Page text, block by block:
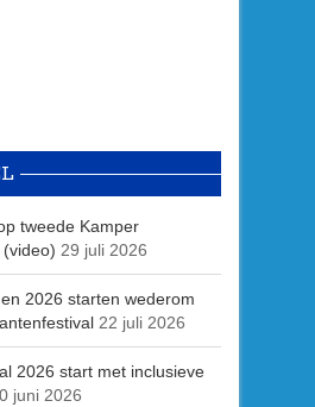
tweede Kamper
29 juli 2026
2026 starten wederom
22 juli 2026
2026 start met inclusieve
juni 2026